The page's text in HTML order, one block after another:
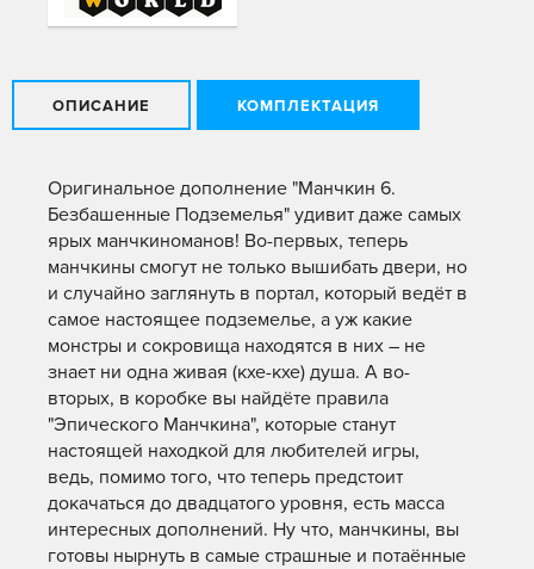
ОПИСАНИЕ КОМПЛЕКТАЦИЯ
Оригинальное дополнение "Манчкин 6.
Безбашенные Подземелья" удивит даже самых
ярых манчкиноманов! Во-первых, теперь
манчкины смогут не только вышибать двери, но
и случайно заглянуть в портал, который ведёт в
самое настоящее подземелье, а уж какие
монстры и сокровища находятся в них – не
знает ни одна живая (кхе-кхе) душа. А во-
вторых, в коробке вы найдёте правила
"Эпического Манчкина", которые станут
настоящей находкой для любителей игры,
ведь, помимо того, что теперь предстоит
докачаться до двадцатого уровня, есть масса
интересных дополнений. Ну что, манчкины, вы
готовы нырнуть в самые страшные и потаённые